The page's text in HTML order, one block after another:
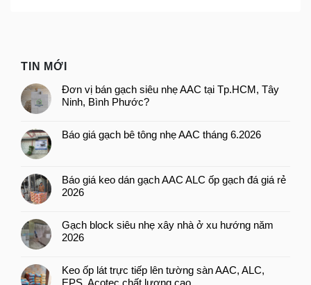
TIN MỚI
Đơn vị bán gạch siêu nhẹ AAC tại Tp.HCM, Tây
Ninh, Bình Phước?
Báo giá gạch bê tông nhẹ AAC tháng 6.2026
Báo giá keo dán gạch AAC ALC ốp gạch đá giá rẻ
2026
Gạch block siêu nhẹ xây nhà ở xu hướng năm
2026
Keo ốp lát trực tiếp lên tường sàn AAC, ALC,
EPS, Acotec chất lượng cao